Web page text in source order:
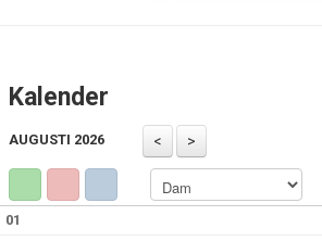
Kalender
AUGUSTI 2026
01